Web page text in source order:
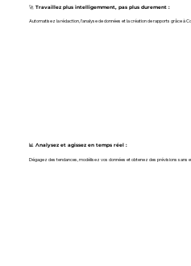
🚀 Travaillez plus intelligemment, pas plus durement :
Automatisez la rédaction, l’analyse de données et la création de rapports grâce à
📊 Analysez et agissez en temps réel :
Dégagez des tendances, modélisez vos données et obtenez des prévisions sans